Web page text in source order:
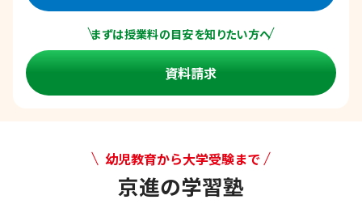
まずは授業料の目安を知りたい方へ
資料請求
幼児教育から大学受験まで
京進の学習塾